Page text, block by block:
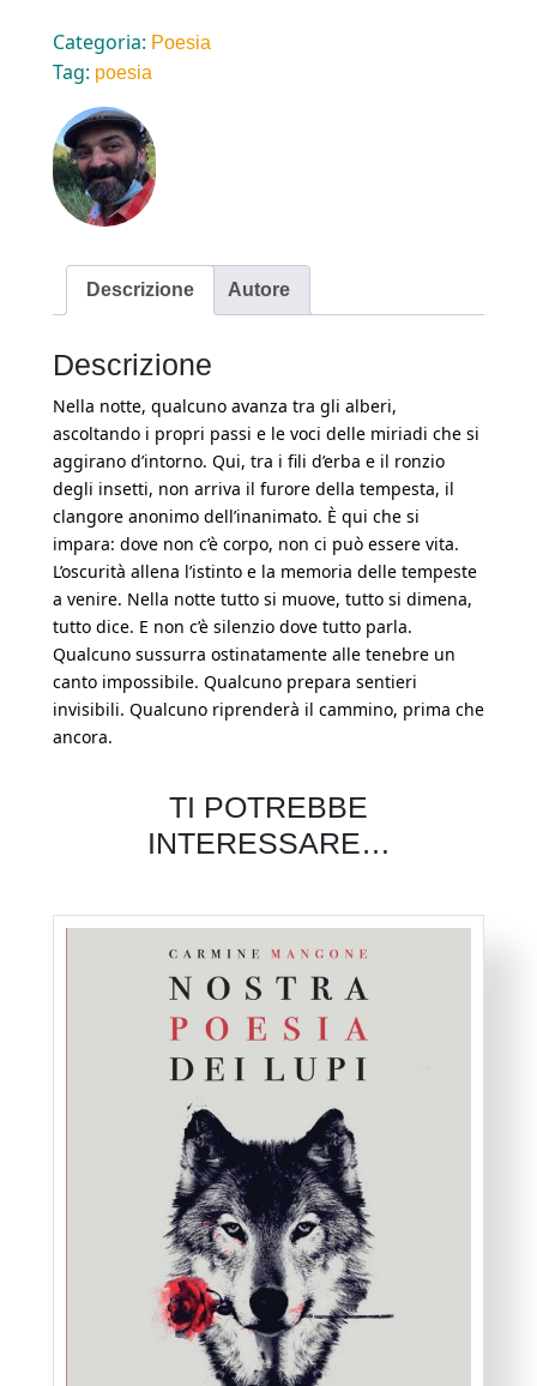
Categoria: Poesia
Tag: poesia
Descrizione Autore
Descrizione
Nella notte, qualcuno avanza tra gli alberi,
ascoltando i propri passi e le voci delle miriadi che si
aggirano d’intorno. Qui, tra i fili d’erba e il ronzio
degli insetti, non arriva il furore della tempesta, il
clangore anonimo dell’inanimato. È qui che si
impara: dove non c’è corpo, non ci può essere vita.
L’oscurità allena l’istinto e la memoria delle tempeste
a venire. Nella notte tutto si muove, tutto si dimena,
tutto dice. E non c’è silenzio dove tutto parla.
Qualcuno sussurra ostinatamente alle tenebre un
canto impossibile. Qualcuno prepara sentieri
invisibili. Qualcuno riprenderà il cammino, prima che
ancora.
TI POTREBBE
INTERESSARE…